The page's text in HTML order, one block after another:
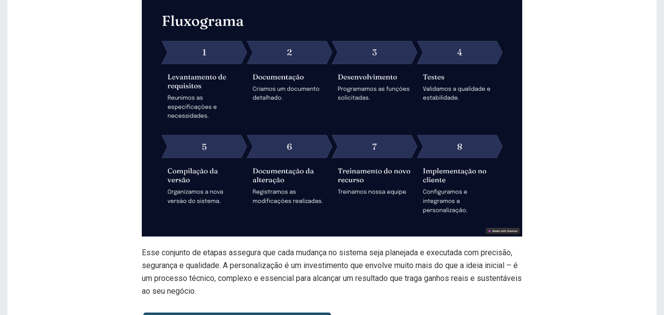
Esse conjunto de etapas assegura que cada mudança no sistema seja planejada e executada com precisão,
segurança e qualidade. A personalização é um investimento que envolve muito mais do que a ideia inicial – é
um processo técnico, complexo e essencial para alcançar um resultado que traga ganhos reais e sustentáveis
ao seu negócio.